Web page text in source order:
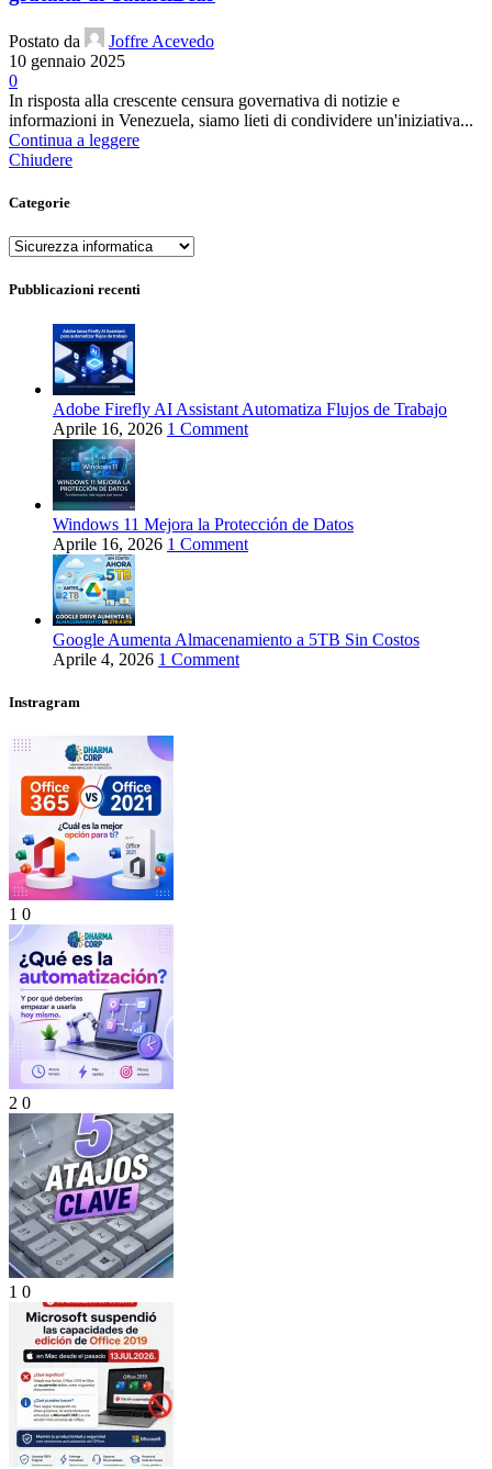
Postato da
Joffre Acevedo
10 gennaio 2025
0
In risposta alla crescente censura governativa di notizie e
informazioni in Venezuela, siamo lieti di condividere un'iniziativa...
Continua a leggere
Chiudere
Categorie
Categorie
Pubblicazioni recenti
Adobe Firefly AI Assistant Automatiza Flujos de Trabajo
Aprile 16, 2026 1 Comment
Windows 11 Mejora la Protección de Datos
Aprile 16, 2026 1 Comment
Google Aumenta Almacenamiento a 5TB Sin Costos
Aprile 4, 2026 1 Comment
Instragram
1 0
2 0
1 0